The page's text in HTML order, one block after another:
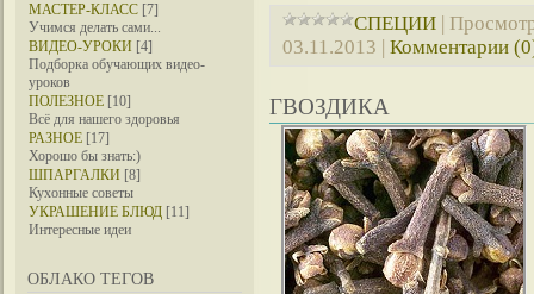
МАСТЕР-КЛАСС [7]
Учимся делать сами...
ВИДЕО-УРОКИ [4]
Подборка обучающих видео-
уроков
ПОЛЕЗНОЕ [10]
Всё для нашего здоровья
РАЗНОЕ [17]
Хорошо бы знать:)
ШПАРГАЛКИ [8]
Кухонные советы
УКРАШЕНИЕ БЛЮД [11]
Интересные идеи
ОБЛАКО ТЕГОВ
СПЕЦИИ |
03.11.2013 | Комментарии
ГВОЗДИКА